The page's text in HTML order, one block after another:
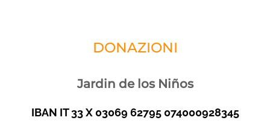
DONAZIONI
Jardin de los Niños
IBAN IT 33 X 03069 62795 074000928345